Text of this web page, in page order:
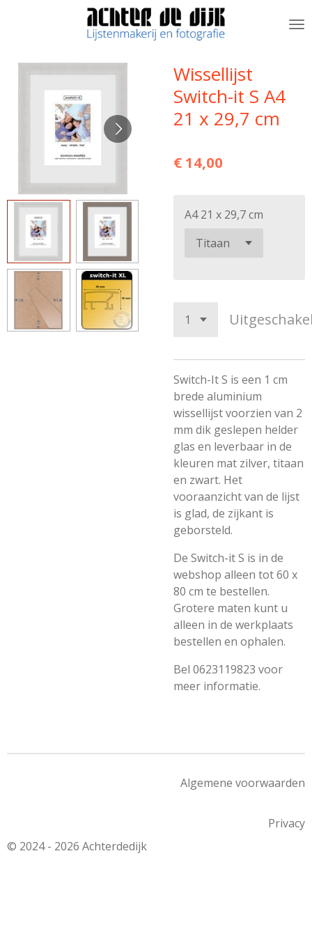
de
Wissellijst
Switch-it S A4
21 x 29,7 cm
€ 14,00
A4 21 x 29,7 cm
Switch-It S is een 1 cm
brede aluminium
wissellijst voorzien van 2
mm dik geslepen helder
glas en leverbaar in de
kleuren mat zilver, titaan
en zwart. Het
vooraanzicht van de lijst
is glad, de zijkant is
geborsteld.
De Switch-it S is in de
webshop alleen tot 60 x
80 cm te bestellen.
Grotere maten kunt u
alleen in de werkplaats
bestellen en ophalen.
Bel 0623119823 voor
meer informatie.
Algemene voorwaarden
Privacy
© 2024 - 2026 Achterdedijk